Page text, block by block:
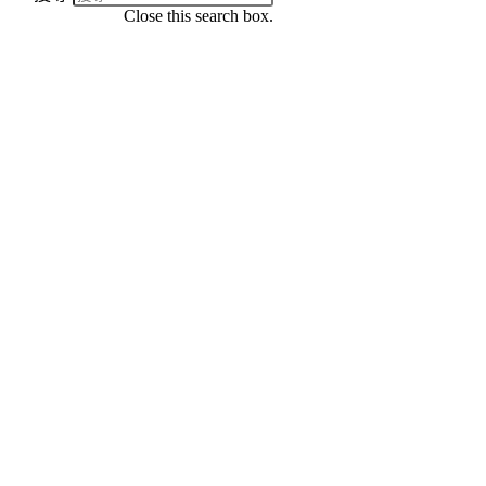
Close this search box.